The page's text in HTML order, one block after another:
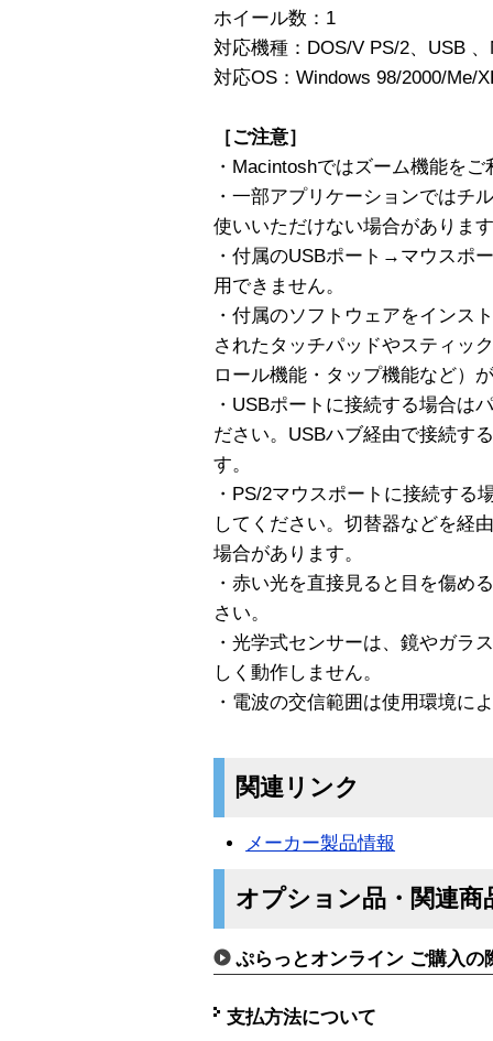
ホイール数：1
対応機種：DOS/V PS/2、USB
対応OS：Windows 98/2000/Me/
［ご注意］
・Macintoshではズーム機能を
・一部アプリケーションではチ
使いいただけない場合がありま
・付属のUSBポート→マウスポ
用できません。
・付属のソフトウェアをインス
されたタッチパッドやスティッ
ロール機能・タップ機能など）
・USBポートに接続する場合は
ださい。USBハブ経由で接続す
す。
・PS/2マウスポートに接続する
してください。切替器などを経
場合があります。
・赤い光を直接見ると目を傷め
さい。
・光学式センサーは、鏡やガラ
しく動作しません。
・電波の交信範囲は使用環境に
関連リンク
メーカー製品情報
オプション品・関連商
ぷらっとオンライン ご購入の
支払方法について